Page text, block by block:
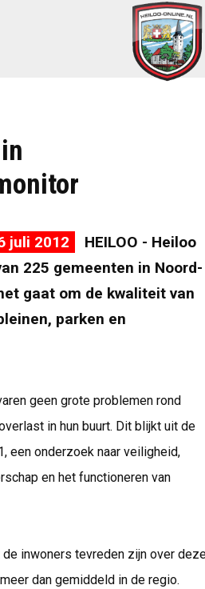
juli 2012
HEILOO - Heiloo
225 gemeenten in Noord-
gaat om de kwaliteit van
parken en
geen grote problemen rond
in hun buurt. Dit blijkt uit de
een onderzoek naar veiligheid,
en het functioneren van
inwoners tevreden zijn over
dan gemiddeld in de regio.